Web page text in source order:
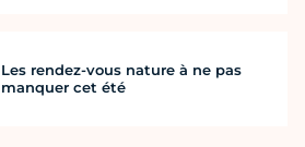
Les rendez-vous nature à ne pas
manquer cet été